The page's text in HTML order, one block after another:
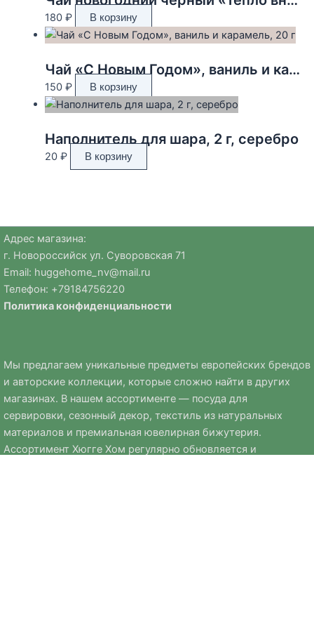
180 ₽ В корзину
Чай «С Новым Годом», ваниль и карамель, 20 г
150 ₽ В корзину
Наполнитель для шара, 2 г, серебро
20 ₽ В корзину
Адрес магазина:
г. Новороссийск ул. Суворовская 71
Email: huggehome_nv@mail.ru
Телефон: +79184756220
Политика конфиденциальности
Мы предлагаем уникальные предметы европейских брендов
и авторские коллекции, которые сложно найти в других
магазинах. В нашем ассортименте — посуда для
сервировки, сезонный декор, текстиль из натуральных
материалов и премиальная ювелирная бижутерия.
Ассортимент Хюгге Хом регулярно обновляется и